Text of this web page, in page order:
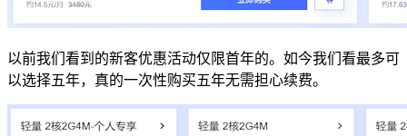
以前我们看到的新客优惠活动仅限首年的。如今我们看最多可
以选择五年，真的一次性购买五年无需担心续费。